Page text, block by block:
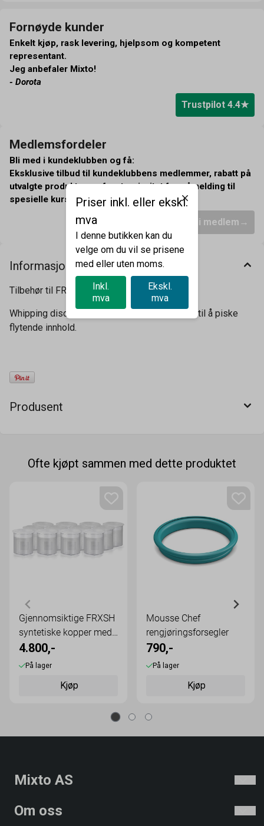
Fornøyde kunder
Enkelt kjøp, rask levering, hjelpsom og kompetent
representant.
Jeg anbefaler Mixto!
- Dorota
Trustpilot 4.4
Medlemsfordeler
Bli med i kundeklubben og få:
Eksklusive tilbud til kundeklubbens medlemmer, rabatt på
utvalgte produkter og førsteprioritet for påmelding til
spesielle kurs og events.
Bli medlem
Informasjon
Tilbehør til FRXSH Mousse Chef.
Whipping disc, laget av rustfritt stål, benyttes til å piske
flytende innhold.
Produsent
Ofte kjøpt sammen med dette produktet
Gjennomsiktige FRXSH
syntetiske kopper med
lokk - 12 pakk
4.800,-
På lager
Kjøp
Mousse Chef
rengjøringsforsegler
790,-
På lager
Kjøp
Mixto AS
Om oss
Priser inkl. eller ekskl.
mva
I denne butikken kan du
velge om du vil se prisene
med eller uten moms.
Inkl.
mva
Ekskl.
mva